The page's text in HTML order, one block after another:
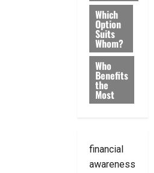
Which
Option
Suits
Whom?
Who
Benefits
the
Most
financial
awareness